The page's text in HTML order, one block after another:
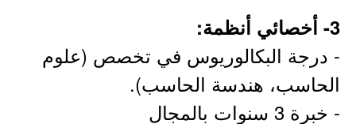
3- أخصائي أنظمة:
- درجة البكالوريوس في تخصص (علوم
الحاسب، هندسة الحاسب).
- خبرة 3 سنوات بالمجال